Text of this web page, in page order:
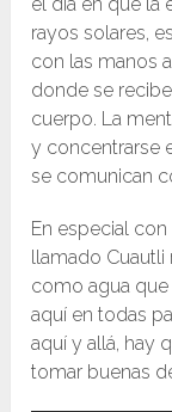
rayos solares,
con las manos
donde se
cuerpo. La
y concentrarse
se comunican
En especial
llamado Cuautli
como agua
aquí en todas
aquí y allá, hay
tomar buenas